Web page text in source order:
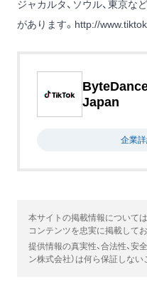
ジャカルタ、ソウル、東京な
があります。 http://
Japan
企業
本サイトの掲載情報について
コンテンツを忠実に掲載してお
提供情報の真実性、合法性、安
ン株式会社）は何ら保証しない